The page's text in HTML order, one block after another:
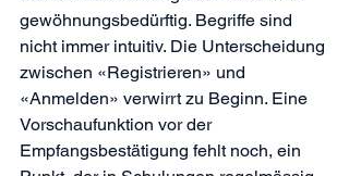
gewöhnungsbedürftig. Begriffe sind
nicht immer intuitiv. Die Unterscheidung
zwischen «Registrieren» und
«Anmelden» verwirrt zu Beginn. Eine
Vorschaufunktion vor der
Empfangsbestätigung fehlt noch, ein